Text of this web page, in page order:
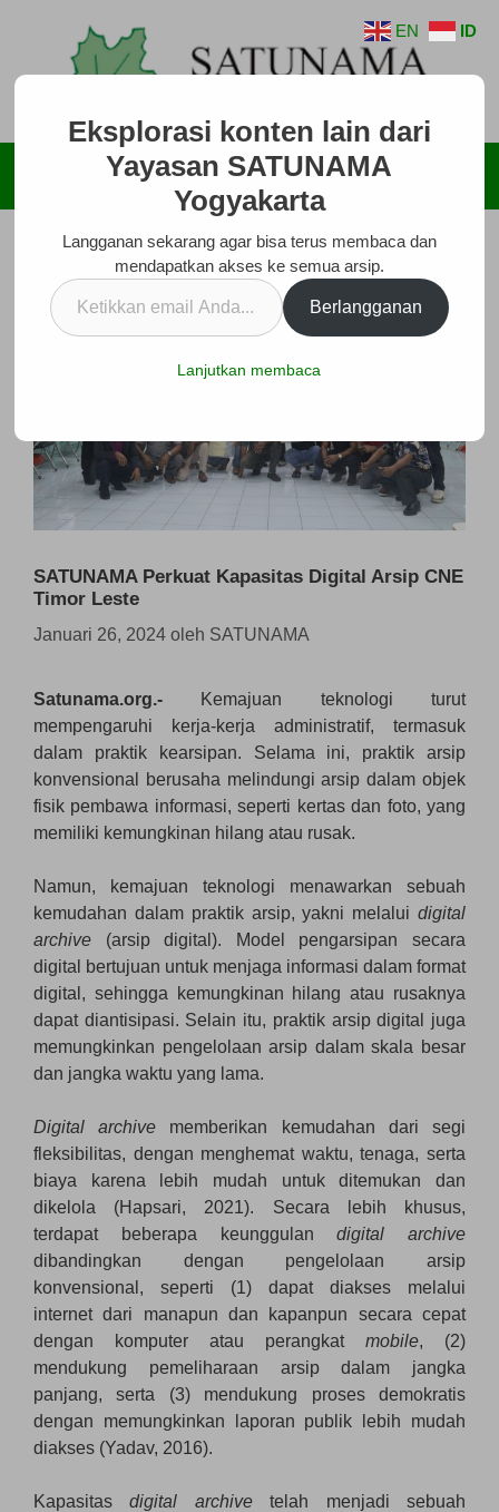
Menu
SATUNAMA Perkuat Kapasitas Digital Arsip CNE
Timor Leste
Januari 26, 2024 oleh SATUNAMA
Satunama.org.- Kemajuan teknologi turut
mempengaruhi kerja-kerja administratif, termasuk
dalam praktik kearsipan. Selama ini, praktik arsip
konvensional berusaha melindungi arsip dalam objek
fisik pembawa informasi, seperti kertas dan foto, yang
memiliki kemungkinan hilang atau rusak.
Namun, kemajuan teknologi menawarkan sebuah
kemudahan dalam praktik arsip, yakni melalui digital
archive (arsip digital). Model pengarsipan secara
digital bertujuan untuk menjaga informasi dalam format
digital, sehingga kemungkinan hilang atau rusaknya
dapat diantisipasi. Selain itu, praktik arsip digital juga
memungkinkan pengelolaan arsip dalam skala besar
dan jangka waktu yang lama.
Digital archive memberikan kemudahan dari segi
fleksibilitas, dengan menghemat waktu, tenaga, serta
biaya karena lebih mudah untuk ditemukan dan
dikelola (Hapsari, 2021). Secara lebih khusus,
terdapat beberapa keunggulandigital archive
dibandingkan dengan pengelolaan arsip
konvensional, seperti (1) dapat diakses melalui
internet dari manapun dan kapanpun secara cepat
dengan komputer atau perangkat mobile, (2)
mendukung pemeliharaan arsip dalam jangka
panjang, serta (3) mendukung proses demokratis
dengan memungkinkan laporan publik lebih mudah
diakses (Yadav, 2016).
Kapasitasdigital archivetelah menjadi sebuah
EN ID
Eksplorasi konten lain dari
Yayasan SATUNAMA
Yogyakarta
Langganan sekarang agar bisa terus membaca dan
mendapatkan akses ke semua arsip.
Ketikkan
email
Berlangganan
Lanjutkan membaca